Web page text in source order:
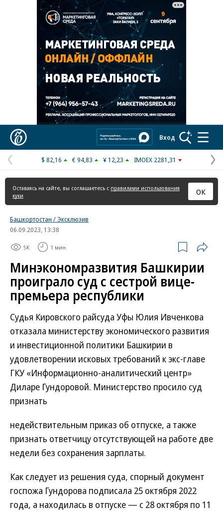
Реклама в «Ъ» www.kommersant.ru/ad
Вход
Предыдущая
страница
$ 82,16 € 94,83 ¥ 12,23 IMOEX 2281,31
Оставаясь на сайте, вы соглашаетесь с правилами использования
куки
ОК
Башкортостан / Эксклюзив
06.09.2023, 13:38
5K 1 мин.
Минэкономразвития Башкирии
проиграло суд с сестрой вице-
премьера республики
Судья Кировского райсуда Уфы Юлия Ивченкова
отказала министерству экономического развития
и инвестиционной политики Башкирии в
удовлетворении исковых требований к экс-главе
ГКУ «Информационно-аналитический центр»
Диларе Гундоровой. Министерство просило суд
признать
недействительным приказ об отпуске, а также
признать ответчицу отсутствующей на работе две
недели без сохранения зарплаты.
Как следует из решения суда, спорный документ
госпожа Гундорова подписала 25 октября 2022
года, а находилась в отпуске — с 28 октября по 11